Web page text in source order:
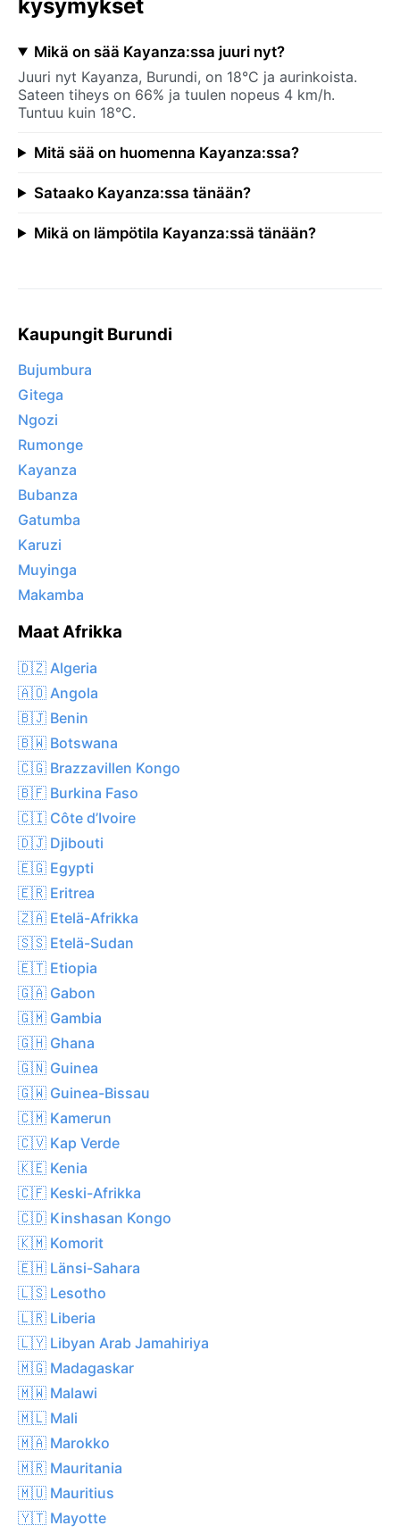
kysymykset
Mikä on sää Kayanza:ssa juuri nyt?
Juuri nyt Kayanza, Burundi, on 18°C ja aurinkoista.
Sateen tiheys on 66% ja tuulen nopeus 4 km/h.
Tuntuu kuin 18°C.
Mitä sää on huomenna Kayanza:ssa?
Sataako Kayanza:ssa tänään?
Mikä on lämpötila Kayanza:ssä tänään?
Kaupungit Burundi
Bujumbura
Gitega
Ngozi
Rumonge
Kayanza
Bubanza
Gatumba
Karuzi
Muyinga
Makamba
Maat Afrikka
🇩🇿 Algeria
🇦🇴 Angola
🇧🇯 Benin
🇧🇼 Botswana
🇨🇬 Brazzavillen Kongo
🇧🇫 Burkina Faso
🇨🇮 Côte d’Ivoire
🇩🇯 Djibouti
🇪🇬 Egypti
🇪🇷 Eritrea
🇿🇦 Etelä-Afrikka
🇸🇸 Etelä-Sudan
🇪🇹 Etiopia
🇬🇦 Gabon
🇬🇲 Gambia
🇬🇭 Ghana
🇬🇳 Guinea
🇬🇼 Guinea-Bissau
🇨🇲 Kamerun
🇨🇻 Kap Verde
🇰🇪 Kenia
🇨🇫 Keski-Afrikka
🇨🇩 Kinshasan Kongo
🇰🇲 Komorit
🇪🇭 Länsi-Sahara
🇱🇸 Lesotho
🇱🇷 Liberia
🇱🇾 Libyan Arab Jamahiriya
🇲🇬 Madagaskar
🇲🇼 Malawi
🇲🇱 Mali
🇲🇦 Marokko
🇲🇷 Mauritania
🇲🇺 Mauritius
🇾🇹 Mayotte